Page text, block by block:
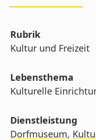
Rubrik
Kultur und Freizeit
Lebensthema
Kulturelle
Dienstleistung
Dorfmuseum,